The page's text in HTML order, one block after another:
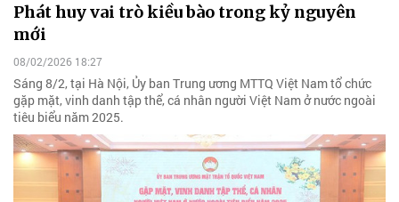
Phát huy vai trò kiều bào trong kỷ nguyên
mới
08/02/2026 18:27
Sáng 8/2, tại Hà Nội, Ủy ban Trung ương MTTQ Việt Nam tổ chức
gặp mặt, vinh danh tập thể, cá nhân người Việt Nam ở nước ngoài
tiêu biểu năm 2025.